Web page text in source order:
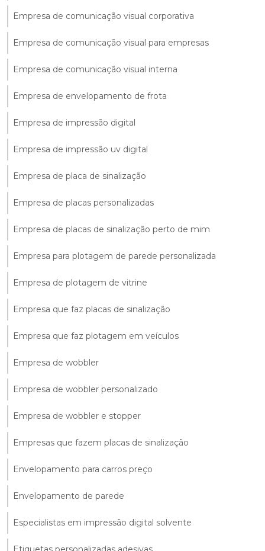
Empresa de comunicação visual corporativa
Empresa de comunicação visual para empresas
Empresa de comunicação visual interna
Empresa de envelopamento de frota
Empresa de impressão digital
Empresa de impressão uv digital
Empresa de placa de sinalização
Empresa de placas personalizadas
Empresa de placas de sinalização perto de mim
Empresa para plotagem de parede personalizada
Empresa de plotagem de vitrine
Empresa que faz placas de sinalização
Empresa que faz plotagem em veículos
Empresa de wobbler
Empresa de wobbler personalizado
Empresa de wobbler e stopper
Empresas que fazem placas de sinalização
Envelopamento para carros preço
Envelopamento de parede
Especialistas em impressão digital solvente